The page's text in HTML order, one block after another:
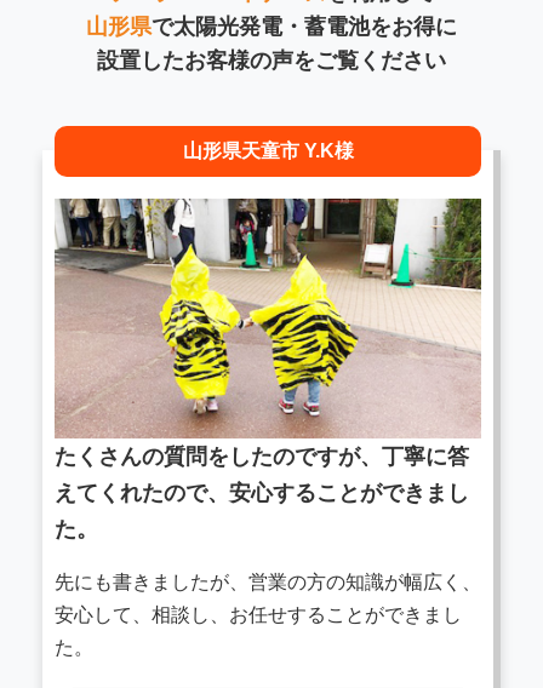
山形県で太陽光発電・蓄電池をお得に
設置したお客様の声をご覧ください
山形県天童市 Y.K様
たくさんの質問をしたのですが、丁寧に答
えてくれたので、安心することができまし
た。
先にも書きましたが、営業の方の知識が幅広く、
安心して、相談し、お任せすることができまし
た。